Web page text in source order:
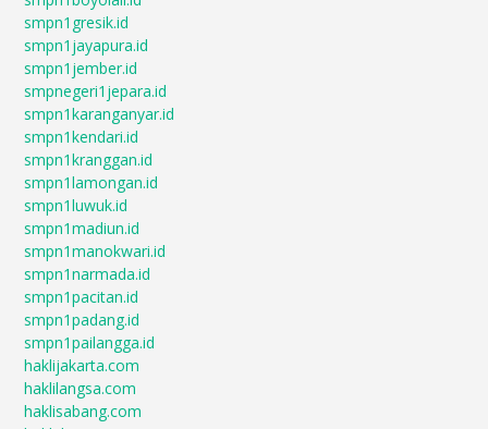
smpn1gresik.id
smpn1jayapura.id
smpn1jember.id
smpnegeri1jepara.id
smpn1karanganyar.id
smpn1kendari.id
smpn1kranggan.id
smpn1lamongan.id
smpn1luwuk.id
smpn1madiun.id
smpn1manokwari.id
smpn1narmada.id
smpn1pacitan.id
smpn1padang.id
smpn1pailangga.id
haklijakarta.com
haklilangsa.com
haklisabang.com